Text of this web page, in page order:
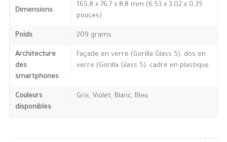
Dimensions
165,8 x 76,7 x 8,8 mm (6,53 x 3,02 x 0,35
pouces)
Poids 209 grams
Architecture
des
smartphones
Façade en verre (Gorilla Glass 5), dos en
verre (Gorilla Glass 5), cadre en plastique
Couleurs
disponibles
Gris, Violet, Blanc, Bleu